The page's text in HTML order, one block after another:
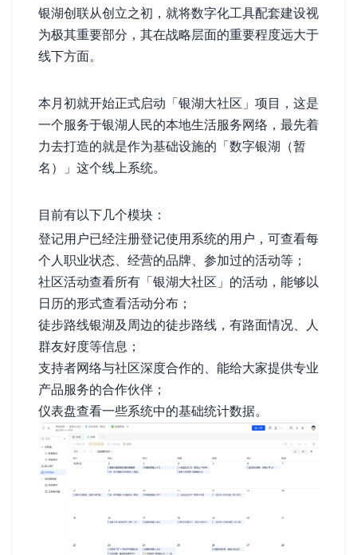
银湖创联从创立之初，就将数字化工具配套建设视
为极其重要部分，其在战略层面的重要程度远大于
线下方面。
本月初就开始正式启动「银湖大社区」项目，这是
一个服务于银湖人民的本地生活服务网络，最先着
力去打造的就是作为基础设施的「数字银湖（暂
名）」这个线上系统。
目前有以下几个模块：
登记用户——已经注册登记使用系统的用户，可查看每
个人职业状态、经营的品牌、参加过的活动等；
社区活动——查看所有「银湖大社区」的活动，能够以
日历的形式查看活动分布；
徒步路线——银湖及周边的徒步路线，有路面情况、人
群友好度等信息；
支持者网络——与社区深度合作的、能给大家提供专业
产品/服务的合作伙伴；
仪表盘——查看一些系统中的基础统计数据。